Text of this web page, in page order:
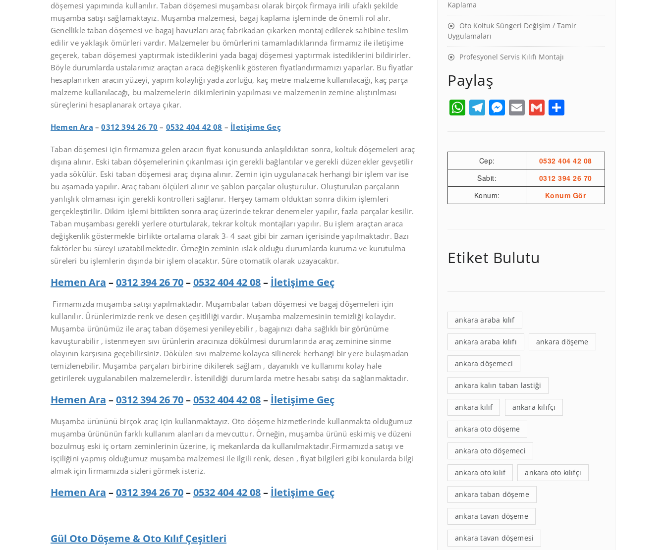
döşemesi yapımında kullanılır. Taban döşemesi muşambası olarak birçok firmaya irili ufaklı şekilde
muşamba satışı sağlamaktayız. Muşamba malzemesi, bagaj kaplama işleminde de önemli rol alır.
Genellikle taban döşemesi ve bagaj havuzları araç fabrikadan çıkarken montaj edilerek sahibine teslim
edilir ve yaklaşık ömürleri vardır. Malzemeler bu ömürlerini tamamladıklarında firmamız ile iletişime
geçerek, taban döşemesi yaptırmak istediklerini yada bagaj döşemesi yaptırmak istediklerini bildirirler.
Böyle durumlarda ustalarımız araçtan araca değişkenlik gösteren fiyatlandırmamızı yaparlar. Bu fiyatlar
hesaplanırken aracın yüzeyi, yapım kolaylığı yada zorluğu, kaç metre malzeme kullanılacağı, kaç parça
malzeme kullanılacağı, bu malzemelerin dikimlerinin yapılması ve malzemenin zemine alıştırılması
süreçlerini hesaplanarak ortaya çıkar.
Hemen Ara –0312 394 26 70 – 0532 404 42 08 – İletişime Geç
Taban döşemesi için firmamıza gelen aracın fiyat konusunda anlaşıldıktan sonra, koltuk döşemeleri araç
dışına alınır. Eski taban döşemelerinin çıkarılması için gerekli bağlantılar ve gerekli düzenekler gevşetilir
yada sökülür. Eski taban döşemesi araç dışına alınır. Zemin için uygulanacak herhangi bir işlem var ise
bu aşamada yapılır. Araç tabanı ölçüleri alınır ve şablon parçalar oluşturulur. Oluşturulan parçaların
yanlışlık olmaması için gerekli kontrolleri sağlanır. Herşey tamam olduktan sonra dikim işlemleri
gerçekleştirilir. Dikim işlemi bittikten sonra araç üzerinde tekrar denemeler yapılır, fazla parçalar kesilir.
Taban muşambası gerekli yerlere oturtularak, tekrar koltuk montajları yapılır. Bu işlem araçtan araca
değişkenlik göstermekle birlikte ortalama olarak 3- 4 saat gibi bir zaman içerisinde yapılmaktadır. Bazı
faktörler bu süreyi uzatabilmektedir. Örneğin zeminin ıslak olduğu durumlarda kuruma ve kurutulma
süreleri bu işlemlerin dışında bir işlem olacaktır. Süre otomatik olarak uzayacaktır.
Hemen Ara –0312 394 26 70–0532 404 42 08– İletişime Geç
Firmamızda muşamba satışı yapılmaktadır. Muşambalar taban döşemesi ve bagaj döşemeleri için
kullanılır. Ürünlerimizde renk ve desen çeşitliliği vardır. Muşamba malzemesinin temizliği kolaydır.
Muşamba ürünümüz ile araç taban döşemesi yenileyebilir , bagajınızı daha sağlıklı bir görünüme
kavuşturabilir , istenmeyen sıvı ürünlerin aracınıza dökülmesi durumlarında araç zeminine sinme
olayının karşısına geçebilirsiniz. Dökülen sıvı malzeme kolayca silinerek herhangi bir yere bulaşmadan
temizlenebilir. Muşamba parçaları birbirine dikilerek sağlam , dayanıklı ve kullanımı kolay hale
getirilerek uygulanabilen malzemelerdir. İstenildiği durumlarda metre hesabı satışı da sağlanmaktadır.
Hemen Ara –0312 394 26 70–0532 404 42 08– İletişime Geç
Muşamba ürününü birçok araç için kullanmaktayız. Oto döşeme hizmetlerinde kullanmakta olduğumuz
muşamba ürününün farklı kullanım alanları da mevcuttur. Örneğin, muşamba ürünü eskimiş ve düzeni
bozulmuş eski iç ortam zeminlerinin üzerine, iç mekanlarda da kullanılmaktadır.Firmamızda satışı ve
işçiliğini yapmış olduğumuz muşamba malzemesi ile ilgili renk, desen , fiyat bilgileri gibi konularda bilgi
almak için firmamızda sizleri görmek isteriz.
Hemen Ara –0312 394 26 70–0532 404 42 08– İletişime Geç
Gül Oto Döşeme & Oto Kılıf Çeşitleri
Kaplama
Oto Koltuk Süngeri Değişim / Tamir
Uygulamaları
Profesyonel Servis Kılıfı Montajı
Paylaş
WhatsApp
Telegram
Messenger
Email
Gmail
Cep:
0532 404 42 08
Sabit:
0312 394 26 70
Konum:
Konum Gör
Etiket Bulutu
ankara araba kılıf
ankara araba kılıfı ankara döşeme
ankara döşemeci
ankara kalın taban lastiği
ankara kılıf ankara kılıfçı
ankara oto döşeme
ankara oto döşemeci
ankara oto kılıf ankara oto kılıfçı
ankara taban döşeme
ankara tavan döşeme
ankara tavan döşemesi